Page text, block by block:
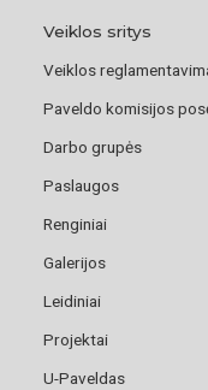
Veiklos sritys
Veiklos
Paveldo komisijos
Darbo grupės
Paslaugos
Renginiai
Galerijos
Leidiniai
Projektai
U-Paveldas